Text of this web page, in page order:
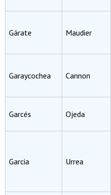
Gárate Maudier
Garaycochea Cannon
Garcés Ojeda
Garcia Urrea